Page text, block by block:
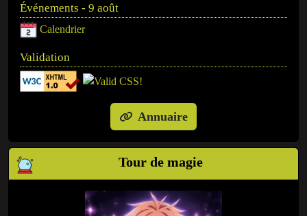
Événements - 9 août
Calendrier
Validation
Annuaire
Tour de magie